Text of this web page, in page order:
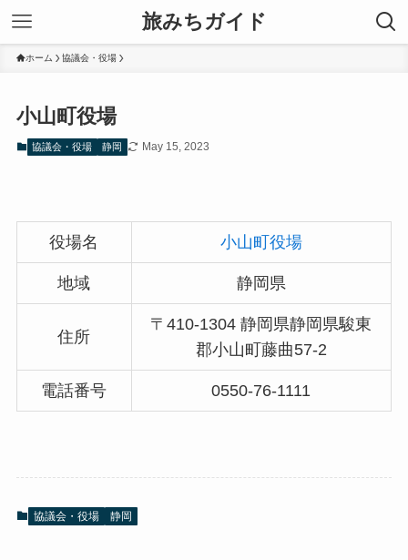
旅みちガイド
ホーム 協議会・役場
小山町役場
協議会・役場 静岡 May 15, 2023
役場名 小山町役場
地域 静岡県
住所
〒410-1304 静岡県静岡県駿東
郡小山町藤曲57-2
電話番号 0550-76-1111
協議会・役場 静岡